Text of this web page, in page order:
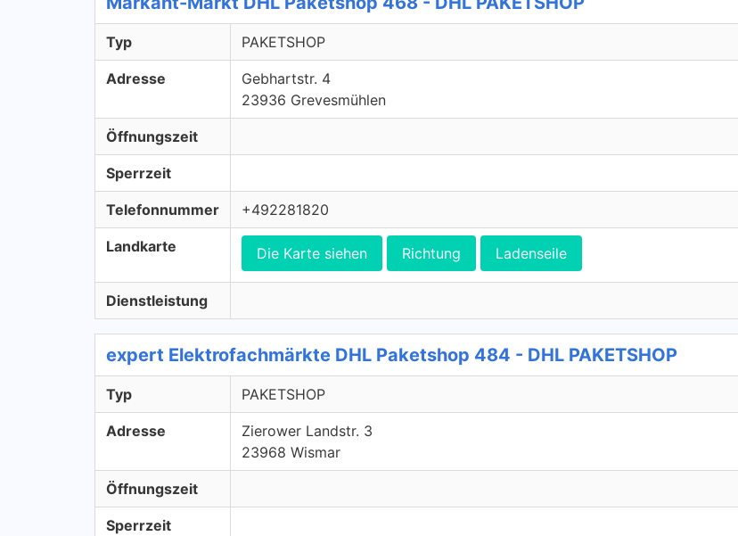
Typ PAKETSHOP
Adresse
Gebhartstr. 4
23936 Grevesmühlen
Öffnungszeit
Sperrzeit
Telefonnummer +492281820
Landkarte Die Karte siehen Richtung Ladenseile
Dienstleistung
expert Elektrofachmärkte DHL Paketshop 484 - DHL PAKETSHOP
Typ PAKETSHOP
Adresse
Zierower Landstr. 3
23968 Wismar
Öffnungszeit
Sperrzeit